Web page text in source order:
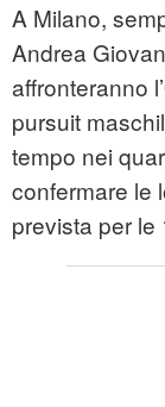
A Milano,
Andrea
affronteranno
pursuit
tempo nei
confermare le
prevista per le